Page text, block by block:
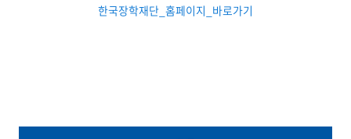
한국장학재단_홈페이지_바로가기